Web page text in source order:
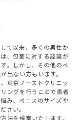
て以来、多くの男性か
、包茎に対する認識が
。しかし、その他のペ
出ない方もいます。
東京ノーストクリニッ
ングを行うことで患者
み、ペニスのサイズや
さい。
法を提案いたします。